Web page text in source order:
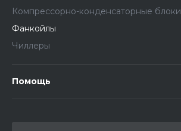
Компрессорно-конденсаторные блоки
Фанкойлы
Чиллеры
Помощь